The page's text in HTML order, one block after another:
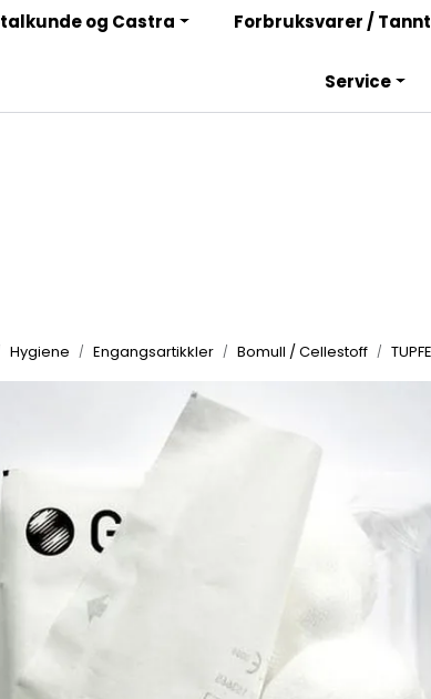
Bli
og Castra Forbruksvarer /
Service
Hygiene Engangsartikkler Bomull / Cellestoff